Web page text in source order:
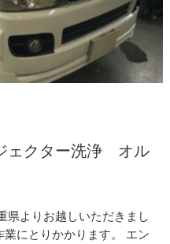
ェクター洗浄 オル
県よりお越しいただきまし
にとりかかります。 エン